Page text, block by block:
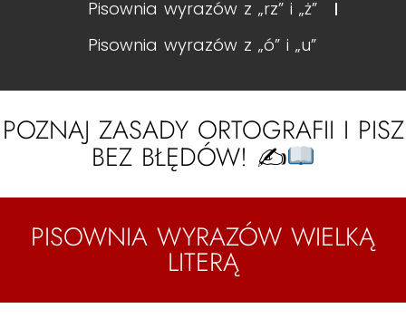
Pisownia wyrazów z „rz” i „ż”
Pisownia wyrazów z „ó” i „u”
POZNAJ ZASADY ORTOGRAFII I PISZ
BEZ BŁĘDÓW! ✍
PISOWNIA WYRAZÓW WIELKĄ
LITERĄ